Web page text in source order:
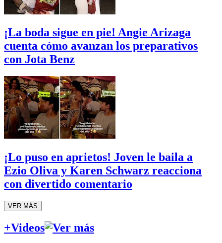
¡La boda sigue en pie! Angie Arizaga
cuenta cómo avanzan los preparativos
con Jota Benz
¡Lo puso en aprietos! Joven le baila a
Ezio Oliva y Karen Schwarz reacciona
con divertido comentario
VER MÁS
+Videos